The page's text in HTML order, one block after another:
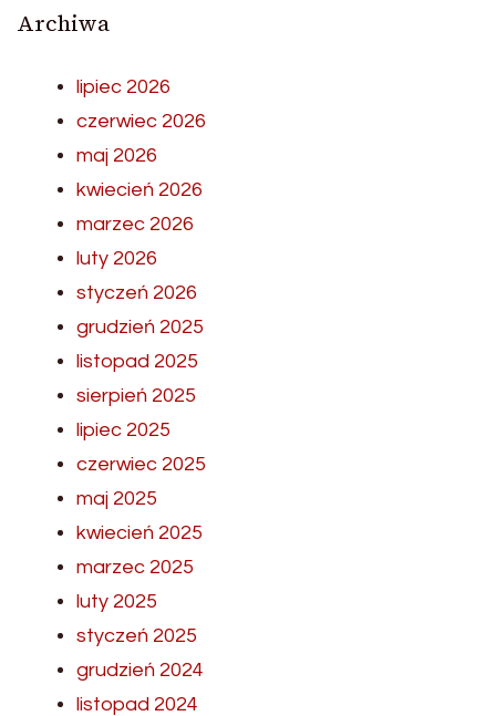
Archiwa
lipiec 2026
czerwiec 2026
maj 2026
kwiecień 2026
marzec 2026
luty 2026
styczeń 2026
grudzień 2025
listopad 2025
sierpień 2025
lipiec 2025
czerwiec 2025
maj 2025
kwiecień 2025
marzec 2025
luty 2025
styczeń 2025
grudzień 2024
listopad 2024